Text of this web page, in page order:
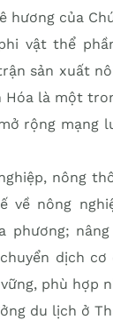
của
vật thể
sản xuất
là một
rộng mạng
nông
nông
phương;
dịch
phù hợp